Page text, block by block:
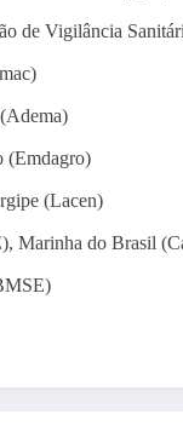
de Vigilância
(Emdagro)
(Lacen)
Marinha do Brasil